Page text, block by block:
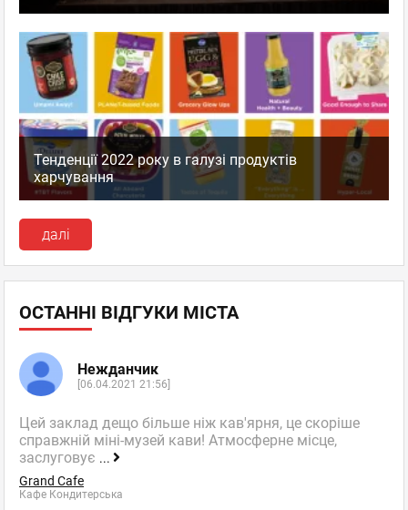
Тенденції 2022 року в галузі продуктів
харчування
далі
ОСТАННІ ВІДГУКИ МІСТА
Нежданчик
[06.04.2021 21:56]
Цей заклад дещо більше ніж кав'ярня, це скоріше
справжній міні-музей кави! Атмосферне місце,
заслуговує ...
Grand Cafe
Кафе Кондитерська